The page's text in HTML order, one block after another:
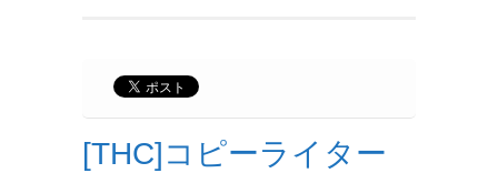
[THC]コピーライター